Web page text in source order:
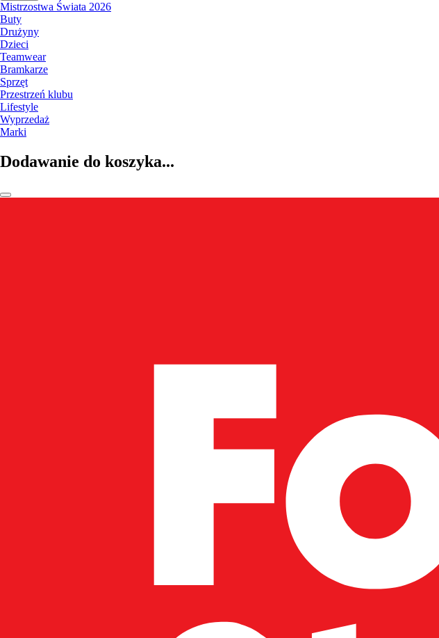
Mistrzostwa Świata 2026
Buty
Drużyny
Dzieci
Teamwear
Bramkarze
Sprzęt
Przestrzeń klubu
Lifestyle
Wyprzedaż
Marki
Dodawanie do koszyka...